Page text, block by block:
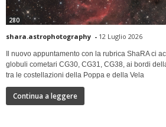
280
shara.astrophotography - 12 Luglio 2026
Il nuovo appuntamento con la rubrica ShaRA ci
globuli cometari CG30, CG31, CG38, ai bordi
tra le costellazioni della Poppa e della Vela
Continua a leggere